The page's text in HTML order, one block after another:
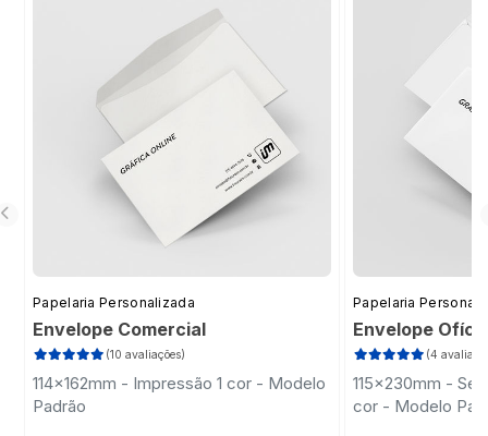
Papelaria Personalizada
Envelope Comercial
(10 avaliações)
114x162mm - Impressão 1 cor - Modelo
Padrão
Papelaria
Envelope
(4
115x230mm -
cor - Modelo